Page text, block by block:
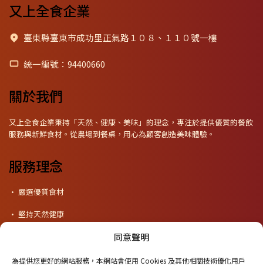
同意聲明
為提供您更好的網站服務，本網站會使用 Cookies 及其他相關技術優化用戶
又上全食企業
臺東縣臺東市成功里正氣路１０８、１１０號一樓
統一編號：94400660
關於我們
又上全食企業秉持「天然、健康、美味」的理念，專注於提供優質的餐飲
服務與新鮮食材。從農場到餐桌，用心為顧客創造美味體驗。
服務理念
• 嚴選優質食材
• 堅持天然健康
歡迎蒞臨品嚐